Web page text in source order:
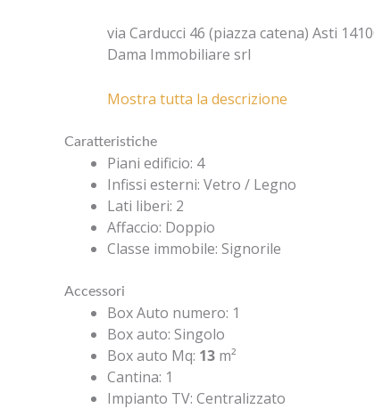
via Carducci 46 (piazza catena) Asti
Dama Immobiliare srl
Mostra tutta la descrizione
Caratteristiche
Piani edificio: 4
Infissi esterni: Vetro / Legno
Lati liberi: 2
Affaccio: Doppio
Classe immobile: Signorile
Accessori
Box Auto numero: 1
Box auto: Singolo
Box auto Mq: 13 m²
Cantina: 1
Impianto TV: Centralizzato